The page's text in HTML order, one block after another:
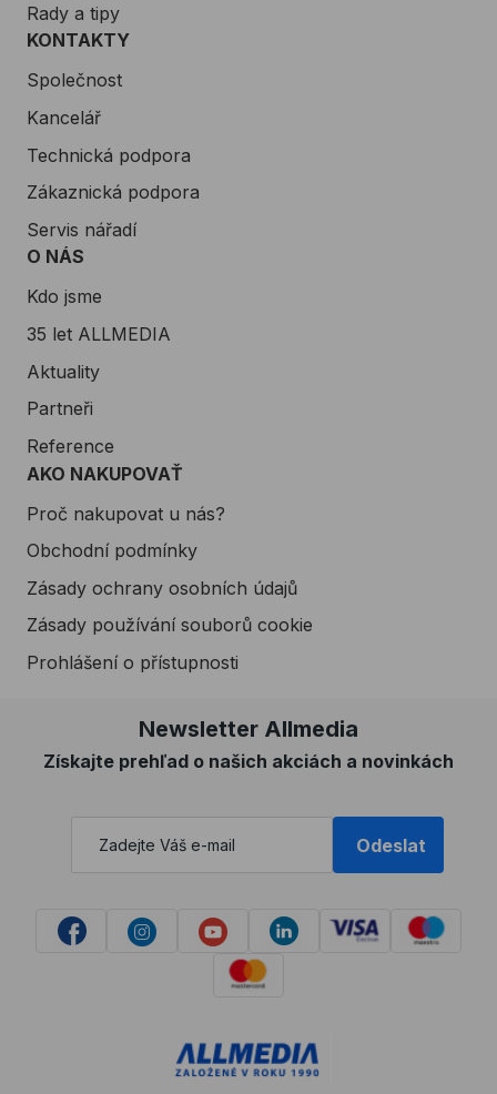
Rady a tipy
KONTAKTY
Společnost
Kancelář
Technická podpora
Zákaznická podpora
Servis nářadí
O NÁS
Kdo jsme
35 let ALLMEDIA
Aktuality
Partneři
Reference
AKO NAKUPOVAŤ
Proč nakupovat u nás?
Obchodní podmínky
Zásady ochrany osobních údajů
Zásady používání souborů cookie
Prohlášení o přístupnosti
Newsletter Allmedia
Získajte prehľad o našich akciách a novinkách
Odeslat